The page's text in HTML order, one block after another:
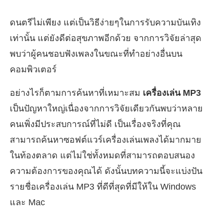
ดนตรีไม่เพียง แต่เป็นวิธีง่ายๆในการรับความบันเทิง
เท่านั้น แต่ยังดีต่อสุขภาพอีกด้วย จากการวิจัยล่าสุด
พบว่าผู้คนชอบฟังเพลงในขณะที่ทำอย่างอื่นบน
คอมพิวเตอร์
อย่างไรก็ตามการค้นหาที่เหมาะสม เครื่องเล่น MP3
เป็นปัญหาใหญ่เนื่องจากการวิจัยเดียวกันพบว่าหลาย
คนเพิ่งมีประสบการณ์ที่ไม่ดี เป็นเรื่องจริงที่คุณ
สามารถค้นหาซอฟต์แวร์เครื่องเล่นเพลงได้มากมาย
ในท้องตลาด แต่ไม่ใช่ทั้งหมดที่สามารถตอบสนอง
ความต้องการของคุณได้ ดังนั้นบทความนี้จะแบ่งปัน
รายชื่อเครื่องเล่น MP3 ที่ดีที่สุดที่มีให้ใน Windows
และ Mac